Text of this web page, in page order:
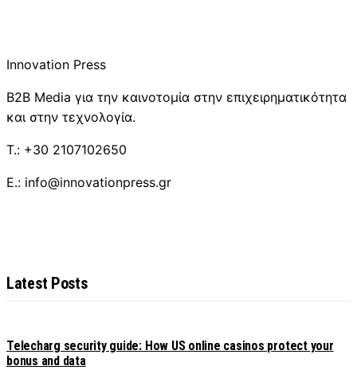
Innovation Press
B2B Media για την καινοτομία στην επιχειρηματικότητα
και στην τεχνολογία.
T.: +30 2107102650
E.: info@innovationpress.gr
Latest Posts
Telecharg security guide: How US online casinos protect your
bonus and data